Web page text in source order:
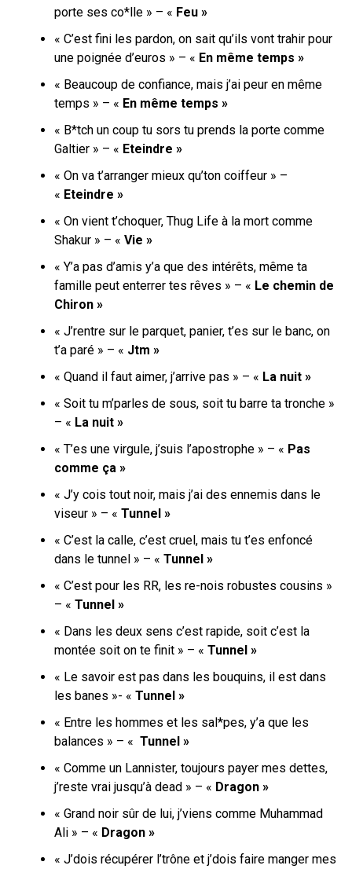
porte ses co*lle » – « Feu »
« C’est fini les pardon, on sait qu’ils vont trahir pour
une poignée d’euros » – « En même temps »
« Beaucoup de confiance, mais j’ai peur en même
temps » – « En même temps »
« B*tch un coup tu sors tu prends la porte comme
Galtier » – « Eteindre »
« On va t’arranger mieux qu’ton coiffeur » –
« Eteindre »
« On vient t’choquer, Thug Life à la mort comme
Shakur » – « Vie »
« Y’a pas d’amis y’a que des intérêts, même ta
famille peut enterrer tes rêves » – « Le chemin de
Chiron »
« J’rentre sur le parquet, panier, t’es sur le banc, on
t’a paré » – « Jtm »
« Quand il faut aimer, j’arrive pas » – « La nuit »
« Soit tu m’parles de sous, soit tu barre ta tronche »
– « La nuit »
« T’es une virgule, j’suis l’apostrophe » – « Pas
comme ça »
« J’y cois tout noir, mais j’ai des ennemis dans le
viseur » – « Tunnel »
« C’est la calle, c’est cruel, mais tu t’es enfoncé
dans le tunnel » – « Tunnel »
« C’est pour les RR, les re-nois robustes cousins »
– « Tunnel »
« Dans les deux sens c’est rapide, soit c’est la
montée soit on te finit » – « Tunnel »
« Le savoir est pas dans les bouquins, il est dans
les banes »- « Tunnel »
« Entre les hommes et les sal*pes, y’a que les
balances » – « Tunnel »
« Comme un Lannister, toujours payer mes dettes,
j’reste vrai jusqu’à dead » – « Dragon »
« Grand noir sûr de lui, j’viens comme Muhammad
Ali » – « Dragon »
« J’dois récupérer l’trône et j’dois faire manger mes